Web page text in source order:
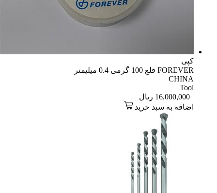
کپی
FOREVER قلع 100 گرمی 0.4 میلیمتر
CHINA
Tool
16,000,000 ریال
اضافه به سبد خرید